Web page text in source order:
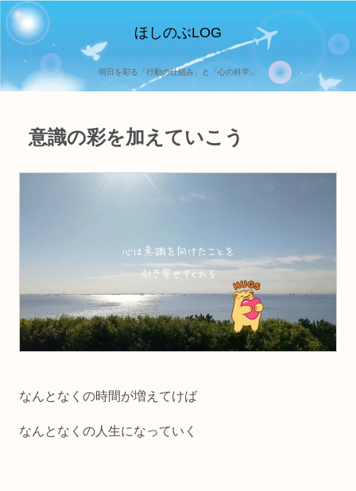
ほしのぶLOG
明日を彩る「行動の仕組み」と「心の科学」
意識の彩を加えていこう
なんとなくの時間が増えてけば
なんとなくの人生になっていく